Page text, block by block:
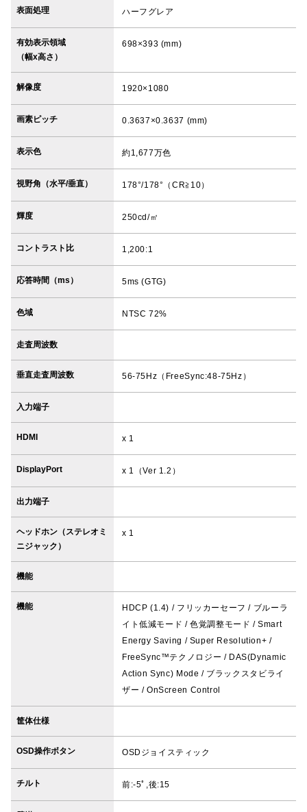
表面処理 ハーフグレア
有効表示領域
（幅x高さ）
698×393 (mm)
解像度 1920×1080
画素ピッチ 0.3637×0.3637 (mm)
表示色 約1,677万色
視野角（水平/垂直） 178°/178°（CR≧10）
輝度 250cd/㎡
コントラスト比 1,200:1
応答時間（ms） 5ms (GTG)
色域 NTSC 72%
走査周波数
垂直走査周波数 56-75Hz（FreeSync:48-75Hz）
入力端子
HDMI x 1
DisplayPort x 1（Ver 1.2）
出力端子
ヘッドホン（ステレオミ
ニジャック）
x 1
機能
機能
HDCP (1.4) / フリッカーセーフ / ブルーラ
イト低減モード / 色覚調整モード / Smart
Energy Saving / Super Resolution+ /
FreeSync™テクノロジー / DAS(Dynamic
Action Sync) Mode / ブラックスタビライ
ザー / OnScreen Control
筐体仕様
OSD操作ボタン OSDジョイスティック
チルト 前:-5ﾟ,後:15